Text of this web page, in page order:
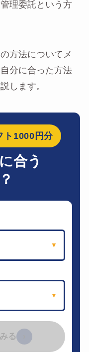
理委託という方
の方法についてメ
分に合った方法
します。
ト1000円分
合う
▼
▼
る